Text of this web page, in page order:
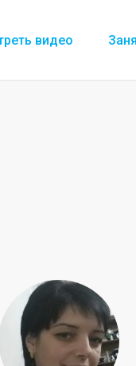
видео